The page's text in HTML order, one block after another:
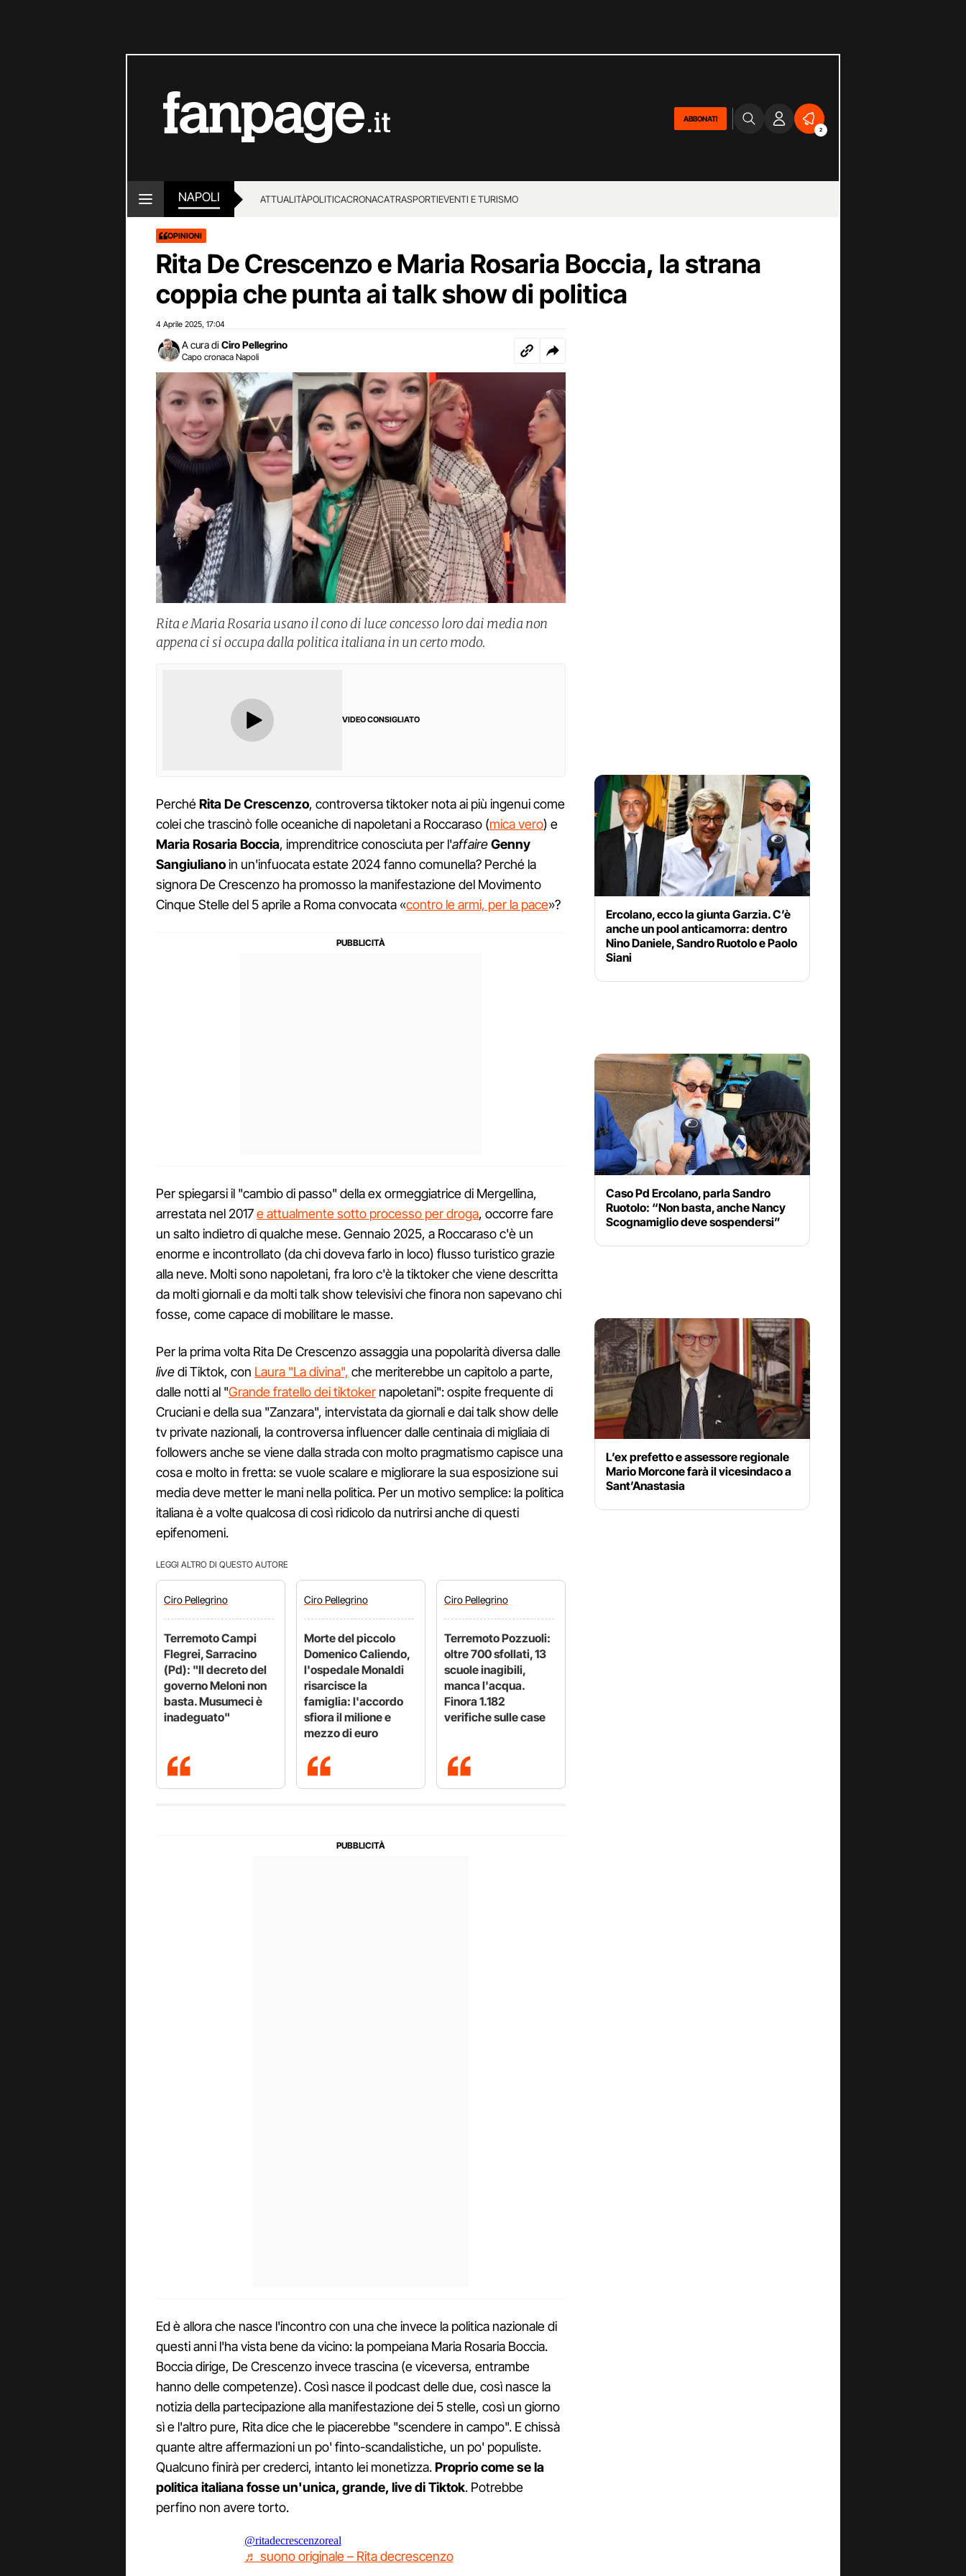
ABBONATI
2
NAPOLI ATTUALITÀPOLITICACRONACATRASPORTIEVENTI E TURISMO
OPINIONI
Rita De Crescenzo e Maria Rosaria Boccia, la strana
coppia che punta ai talk show di politica
4 Aprile 2025 17:04
A cura di Ciro Pellegrino
Capo cronaca Napoli
Rita e Maria Rosaria usano il cono di luce concesso loro dai media non
appena ci si occupa dalla politica italiana in un certo modo.
VIDEO CONSIGLIATO
PerchéRita De Crescenzo, controversa tiktoker nota ai più ingenui come
colei che trascinò folle oceaniche di napoletani a Roccaraso (mica vero) e
Maria Rosaria Boccia, imprenditrice conosciuta per l'affaire Genny
Sangiulianoin un'infuocata estate 2024 fanno comunella? Perché la
signora De Crescenzo ha promosso la manifestazione del Movimento
Cinque Stelle del 5 aprile a Roma convocata «contro le armi, per la pace»?
Per spiegarsi il "cambio di passo" della ex ormeggiatrice di Mergellina,
arrestata nel 2017e attualmente sotto processo per droga, occorre fare
un salto indietro di qualche mese. Gennaio 2025, a Roccaraso c'è un
enorme e incontrollato (da chi doveva farlo in loco) flusso turistico grazie
alla neve. Molti sono napoletani, fra loro c'è la tiktoker che viene descritta
da molti giornali e da molti talk show televisivi che finora non sapevano chi
fosse, come capace di mobilitare le masse.
Per la prima volta Rita De Crescenzo assaggia una popolarità diversa dalle
livedi Tiktok, con Laura "La divina", che meriterebbe un capitolo a parte,
dalle notti al "Grande fratello dei tiktoker napoletani": ospite frequente di
Cruciani e della sua "Zanzara", intervistata da giornali e dai talk show delle
tv private nazionali, la controversa influencer dalle centinaia di migliaia di
followers anche se viene dalla strada con molto pragmatismo capisce una
cosa e molto in fretta: se vuole scalare e migliorare la sua esposizione sui
media deve metter le mani nella politica. Per un motivo semplice: la politica
italiana è a volte qualcosa di così ridicolo da nutrirsi anche di questi
epifenomeni.
LEGGI ALTRO DI QUESTO AUTORE
CiroPellegrino
Terremoto Campi
Flegrei, Sarracino
(Pd): "Il decreto del
governo Meloni non
basta. Musumeci è
inadeguato"
CiroPellegrino
Morte del piccolo
Domenico Caliendo,
l'ospedale Monaldi
risarcisce la
famiglia: l'accordo
sfiora il milione e
mezzo di euro
CiroPellegrino
Terremoto Pozzuoli:
oltre 700 sfollati, 13
scuole inagibili,
manca l'acqua.
Finora 1.182
verifiche sulle case
Ed è allora che nasce l'incontro con una che invece la politica nazionale di
questi anni l'ha vista bene da vicino: la pompeiana Maria Rosaria Boccia.
Boccia dirige, De Crescenzo invece trascina (e viceversa, entrambe
hanno delle competenze). Così nasce il podcast delle due, così nasce la
notizia della partecipazione alla manifestazione dei 5 stelle, così un giorno
sì e l'altro pure, Rita dice che le piacerebbe "scendere in campo". E chissà
quante altre affermazioni un po' finto-scandalistiche, un po' populiste.
Qualcuno finirà per crederci, intanto lei monetizza.Proprio come se la
politica italiana fosse un'unica, grande, live di Tiktok. Potrebbe
perfino non avere torto.
@ritadecrescenzoreal
♬ suono originale – Rita decrescenzo
Ercolano, ecco la giunta Garzia. C’è
anche un pool anticamorra: dentro
Nino Daniele, Sandro Ruotolo e Paolo
Siani
Caso Pd Ercolano, parla Sandro
Ruotolo: “Non basta, anche Nancy
Scognamiglio deve sospendersi”
L’ex prefetto e assessore regionale
Mario Morcone farà il vicesindaco a
Sant’Anastasia